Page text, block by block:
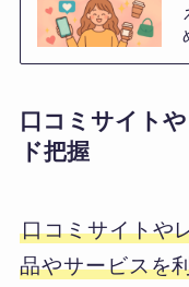
口コミサイト
ド把握
口コミサイトや
品やサービスを